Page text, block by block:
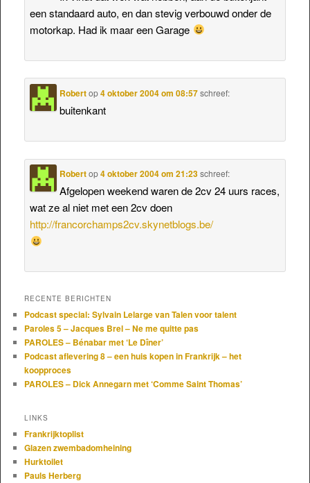
een standaard auto, en dan stevig verbouwd onder de
motorkap. Had ik maar een Garage
Robertop4 oktober 2004 om 08:57 schreef:
buitenkant
Robertop4 oktober 2004 om 21:23 schreef:
Afgelopen weekend waren de 2cv 24 uurs races,
wat ze al niet met een 2cv doen
http://francorchamps2cv.skynetblogs.be/
RECENTE BERICHTEN
Podcast special: Sylvain Lelarge van Talen voor talent
Paroles 5 – Jacques Brel – Ne me quitte pas
PAROLES – Bénabar met ‘Le Dîner’
Podcast aflevering 8 – een huis kopen in Frankrijk – het
koopproces
PAROLES – Dick Annegarn met ‘Comme Saint Thomas’
LINKS
Frankrijktoplist
Glazen zwembadomheining
Hurktoilet
Pauls Herberg